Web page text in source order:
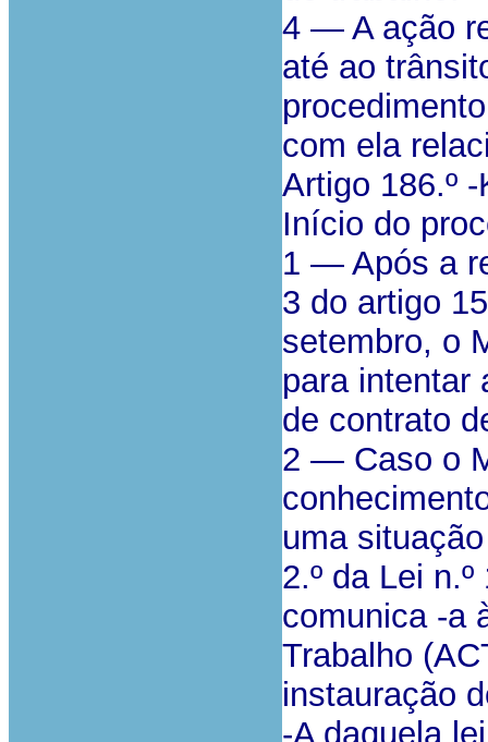
4 — A ação
até ao
com ela
Artigo 186.º -
Início do
1 — Após a
3 do artigo
setembro, o
para intentar
de contrato
2 — Caso o
uma
2.º da Lei
comunica -a
Trabalho
instauração
-A daquela